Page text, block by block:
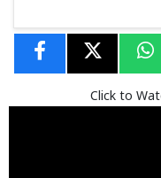
Click to